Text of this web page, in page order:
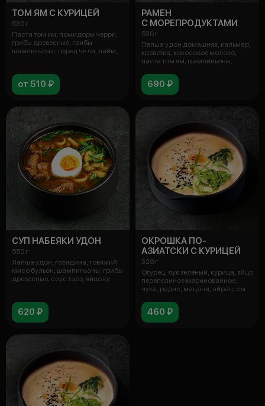
ТОМ ЯМ С КУРИЦЕЙ
530 г
Паста том ям, помидоры черри,
грибы древесные, грибы
шампиньоны, перец чили, лайм,
от 510 ₽
РАМЕН
С МОРЕПРОДУКТАМИ
530 г
Лапша удон домашняя, кальмар,
креветка, кокосовое молоко,
паста том ям, шампиньоны,
690 ₽
СУП НАБЕЯКИ УДОН
550 г
Лапша удон, говядина, говяжий
мисо бульон, шампиньоны, грибы
древесные, соус тарэ, яйцо ку
620 ₽
ОКРОШКА ПО-
АЗИАТСКИ С КУРИЦЕЙ
320 г
Огурец, лук зеленый, курица, яйцо
перепелиное маринованное,
чука, редис, мацони, айран, см
460 ₽